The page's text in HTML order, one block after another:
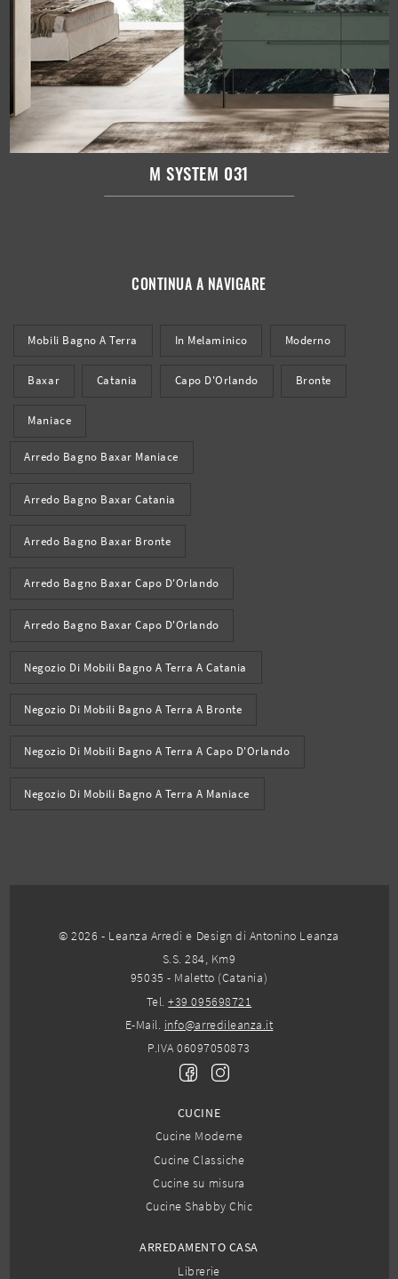
M SYSTEM 031
CONTINUA A NAVIGARE
Mobili Bagno A Terra In Melaminico Moderno
Baxar Catania Capo D'Orlando Bronte
Maniace
Arredo Bagno Baxar Maniace
Arredo Bagno Baxar Catania
Arredo Bagno Baxar Bronte
Arredo Bagno Baxar Capo D'Orlando
Arredo Bagno Baxar Capo D'Orlando
Negozio Di Mobili Bagno A Terra A Catania
Negozio Di Mobili Bagno A Terra A Bronte
Negozio Di Mobili Bagno A Terra A Capo D'Orlando
Negozio Di Mobili Bagno A Terra A Maniace
© 2026 - Leanza Arredi e Design di Antonino Leanza
S.S. 284, Km9
95035 - Maletto (Catania)
Tel.+39 095698721
E-Mail. info@arredileanza.it
P.IVA 06097050873
CUCINE
Cucine Moderne
Cucine Classiche
Cucine su misura
Cucine Shabby Chic
ARREDAMENTO CASA
Librerie